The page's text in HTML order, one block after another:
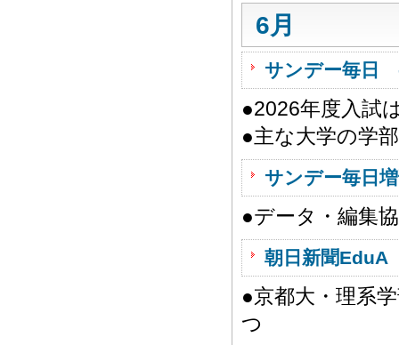
6月
サンデー毎日
●2026年度入試
●主な大学の学
サンデー毎日
●データ・編集
朝日新聞
●京都大・理系
つ